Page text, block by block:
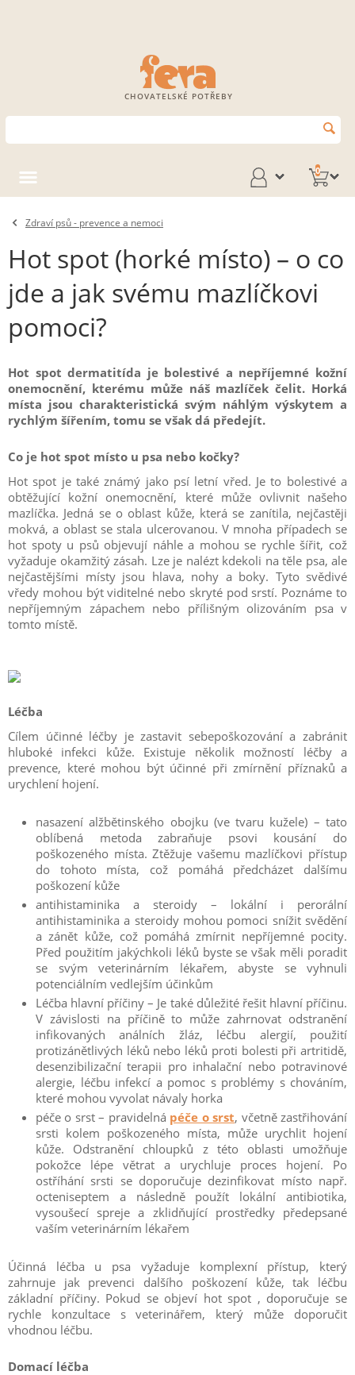
CHOVATELSKÉ POTŘEBY
0
Zdraví psů - prevence a nemoci
Hot spot (horké místo) – o co
jde a jak svému mazlíčkovi
pomoci?
Hot spot dermatitída je bolestivé a nepříjemné kožní
onemocnění, kterému může náš mazlíček čelit. Horká
místa jsou charakteristická svým náhlým výskytem a
rychlým šířením, tomu se však dá předejít.
Co je hot spot místo u psa nebo kočky?
Hot spot je také známý jako psí letní vřed. Je to bolestivé a
obtěžující kožní onemocnění, které může ovlivnit našeho
mazlíčka. Jedná se o oblast kůže, která se zanítila, nejčastěji
mokvá, a oblast se stala ulcerovanou. V mnoha případech se
hot spoty u psů objevují náhle a mohou se rychle šířit, což
vyžaduje okamžitý zásah. Lze je nalézt kdekoli na těle psa, ale
nejčastějšími místy jsou hlava, nohy a boky. Tyto svědivé
vředy mohou být viditelné nebo skryté pod srstí. Poznáme to
nepříjemným zápachem nebo přílišným olizováním psa v
tomto místě.
Léčba
Cílem účinné léčby je zastavit sebepoškozování a zabránit
hluboké infekci kůže. Existuje několik možností léčby a
prevence, které mohou být účinné při zmírnění příznaků a
urychlení hojení.
nasazení alžbětinského obojku (ve tvaru kužele) – tato
oblíbená metoda zabraňuje psovi kousání do
poškozeného místa. Ztěžuje vašemu mazlíčkovi přístup
do tohoto místa, což pomáhá předcházet dalšímu
poškození kůže
antihistaminika a steroidy – lokální i perorální
antihistaminika a steroidy mohou pomoci snížit svědění
a zánět kůže, což pomáhá zmírnit nepříjemné pocity.
Před použitím jakýchkoli léků byste se však měli poradit
se svým veterinárním lékařem, abyste se vyhnuli
potenciálním vedlejším účinkům
Léčba hlavní příčiny – Je také důležité řešit hlavní příčinu.
V závislosti na příčině to může zahrnovat odstranění
infikovaných análních žláz, léčbu alergií, použití
protizánětlivých léků nebo léků proti bolesti při artritidě,
desenzibilizační terapii pro inhalační nebo potravinové
alergie, léčbu infekcí a pomoc s problémy s chováním,
které mohou vyvolat návaly horka
péče o srst – pravidelná péče o srst, včetně zastřihování
srsti kolem poškozeného místa, může urychlit hojení
kůže. Odstranění chloupků z této oblasti umožňuje
pokožce lépe větrat a urychluje proces hojení. Po
ostříhání srsti se doporučuje dezinfikovat místo např.
octeniseptem a následně použít lokální antibiotika,
vysoušecí spreje a zklidňující prostředky předepsané
vaším veterinárním lékařem
Účinná léčba u psa vyžaduje komplexní přístup, který
zahrnuje jak prevenci dalšího poškození kůže, tak léčbu
základní příčiny. Pokud se objeví hot spot , doporučuje se
rychle konzultace s veterinářem, který může doporučit
vhodnou léčbu.
Domací léčba